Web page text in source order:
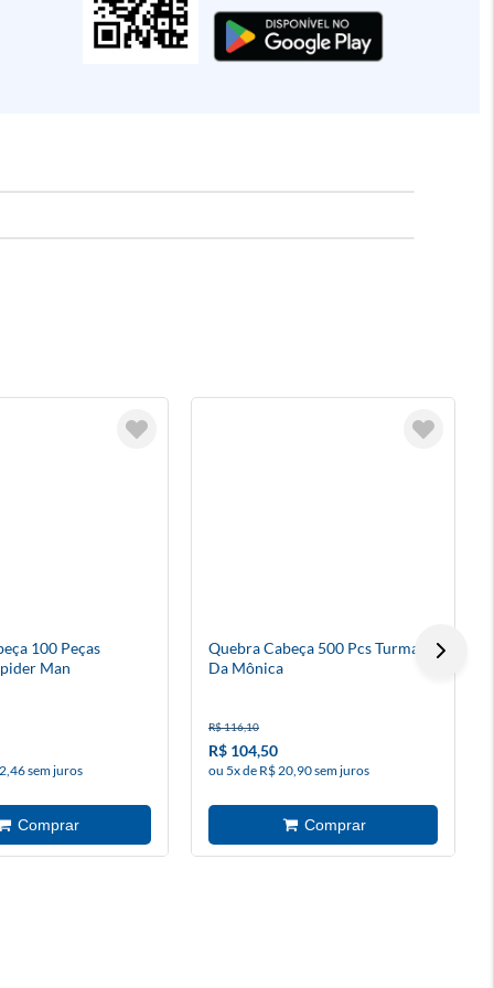
100 Peças
Man
sem juros
Quebra Cabeça 500 Pcs Turma
Da Mônica
R$ 116,10
R$ 104,50
ou 5x de R$ 20,90 sem juros